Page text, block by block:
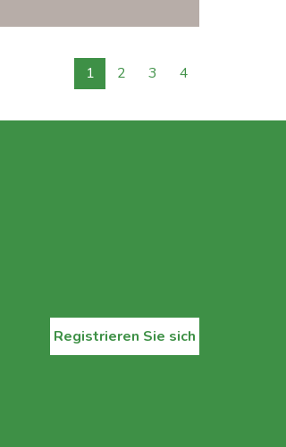
1 2 3 4
Registrieren Sie sich